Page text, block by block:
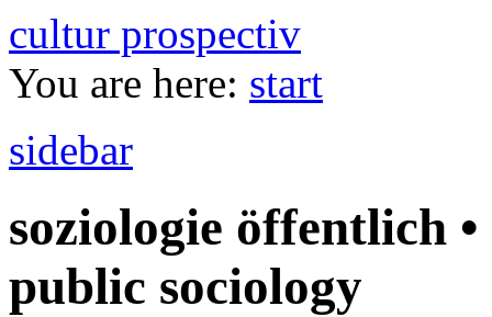
cultur prospectiv
You are here: start
sidebar
soziologie öffentlich
public sociology